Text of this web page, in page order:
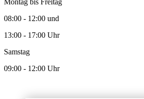
Montag bis Freitag
08:00 - 12:00 und
13:00 - 17:00 Uhr
Samstag
09:00 - 12:00 Uhr